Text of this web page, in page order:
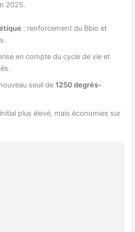
2025.
: renforcement du Bbio et
en compte du cycle de vie et
seuil de1250 degrés-
plus élevé, mais économies sur